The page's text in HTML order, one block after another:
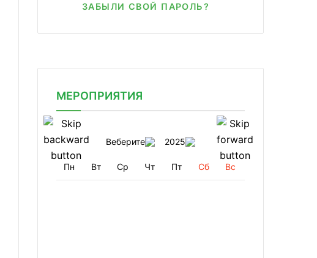
ЗАБЫЛИ СВОЙ ПАРОЛЬ?
МЕРОПРИЯТИЯ
Веберите 2025
Пн Вт Ср Чт Пт Сб Вс